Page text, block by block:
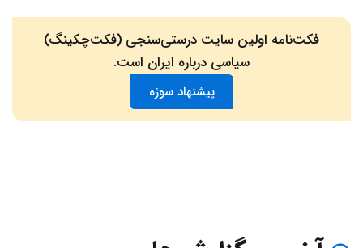
فکت‌نامه اولین سایت درستی‌سنجی (فکت‌چکینگ)
سیاسی درباره ایران است.
پیشنهاد سوژه